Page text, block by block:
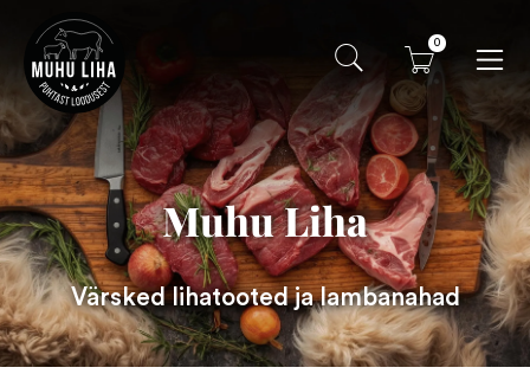
0
Muhu Liha
Värsked lihatooted ja lambanahad